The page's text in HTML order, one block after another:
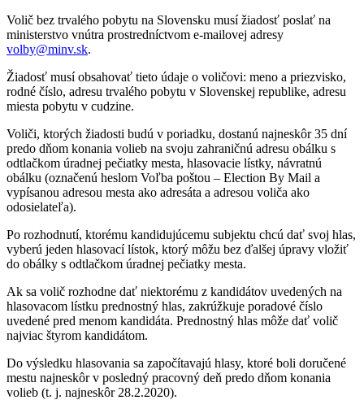
Volič bez trvalého pobytu na Slovensku musí žiadosť poslať na
ministerstvo vnútra prostredníctvom e-mailovej adresy
volby@minv.sk.
Žiadosť musí obsahovať tieto údaje o voličovi: meno a priezvisko,
rodné číslo, adresu trvalého pobytu v Slovenskej republike, adresu
miesta pobytu v cudzine.
Voliči, ktorých žiadosti budú v poriadku, dostanú najneskôr 35 dní
predo dňom konania volieb na svoju zahraničnú adresu obálku s
odtlačkom úradnej pečiatky mesta, hlasovacie lístky, návratnú
obálku (označenú heslom Voľba poštou – Election By Mail a
vypísanou adresou mesta ako adresáta a adresou voliča ako
odosielateľa).
Po rozhodnutí, ktorému kandidujúcemu subjektu chcú dať svoj hlas,
vyberú jeden hlasovací lístok, ktorý môžu bez ďalšej úpravy vložiť
do obálky s odtlačkom úradnej pečiatky mesta.
Ak sa volič rozhodne dať niektorému z kandidátov uvedených na
hlasovacom lístku prednostný hlas, zakrúžkuje poradové číslo
uvedené pred menom kandidáta. Prednostný hlas môže dať volič
najviac štyrom kandidátom.
Do výsledku hlasovania sa započítavajú hlasy, ktoré boli doručené
mestu najneskôr v posledný pracovný deň predo dňom konania
volieb (t. j. najneskôr 28.2.2020).